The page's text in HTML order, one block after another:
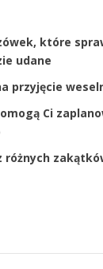
które
udane
przyjęcie
Ci
różnych